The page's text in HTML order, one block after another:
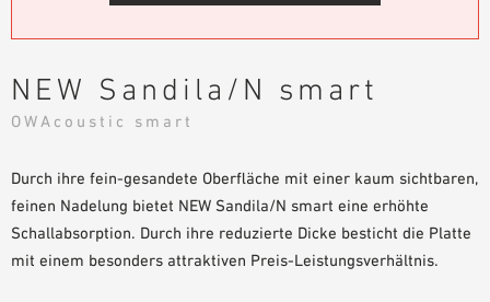
AUSSCHREIBUNGSTEXTE
DOWNLOADS
PLANUNGSHILFEN
VIDEOS
Karriere
NEW Sandila/N smart
OWAcoustic smart
Durch ihre fein-gesandete Oberfläche mit einer kaum sichtbaren,
feinen Nadelung bietet NEW Sandila/N smart eine erhöhte
Schallabsorption. Durch ihre reduzierte Dicke besticht die Platte
mit einem besonders attraktiven Preis-Leistungsverhältnis.